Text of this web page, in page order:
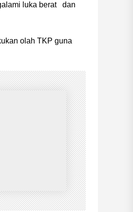
luka berat dan
olah TKP guna